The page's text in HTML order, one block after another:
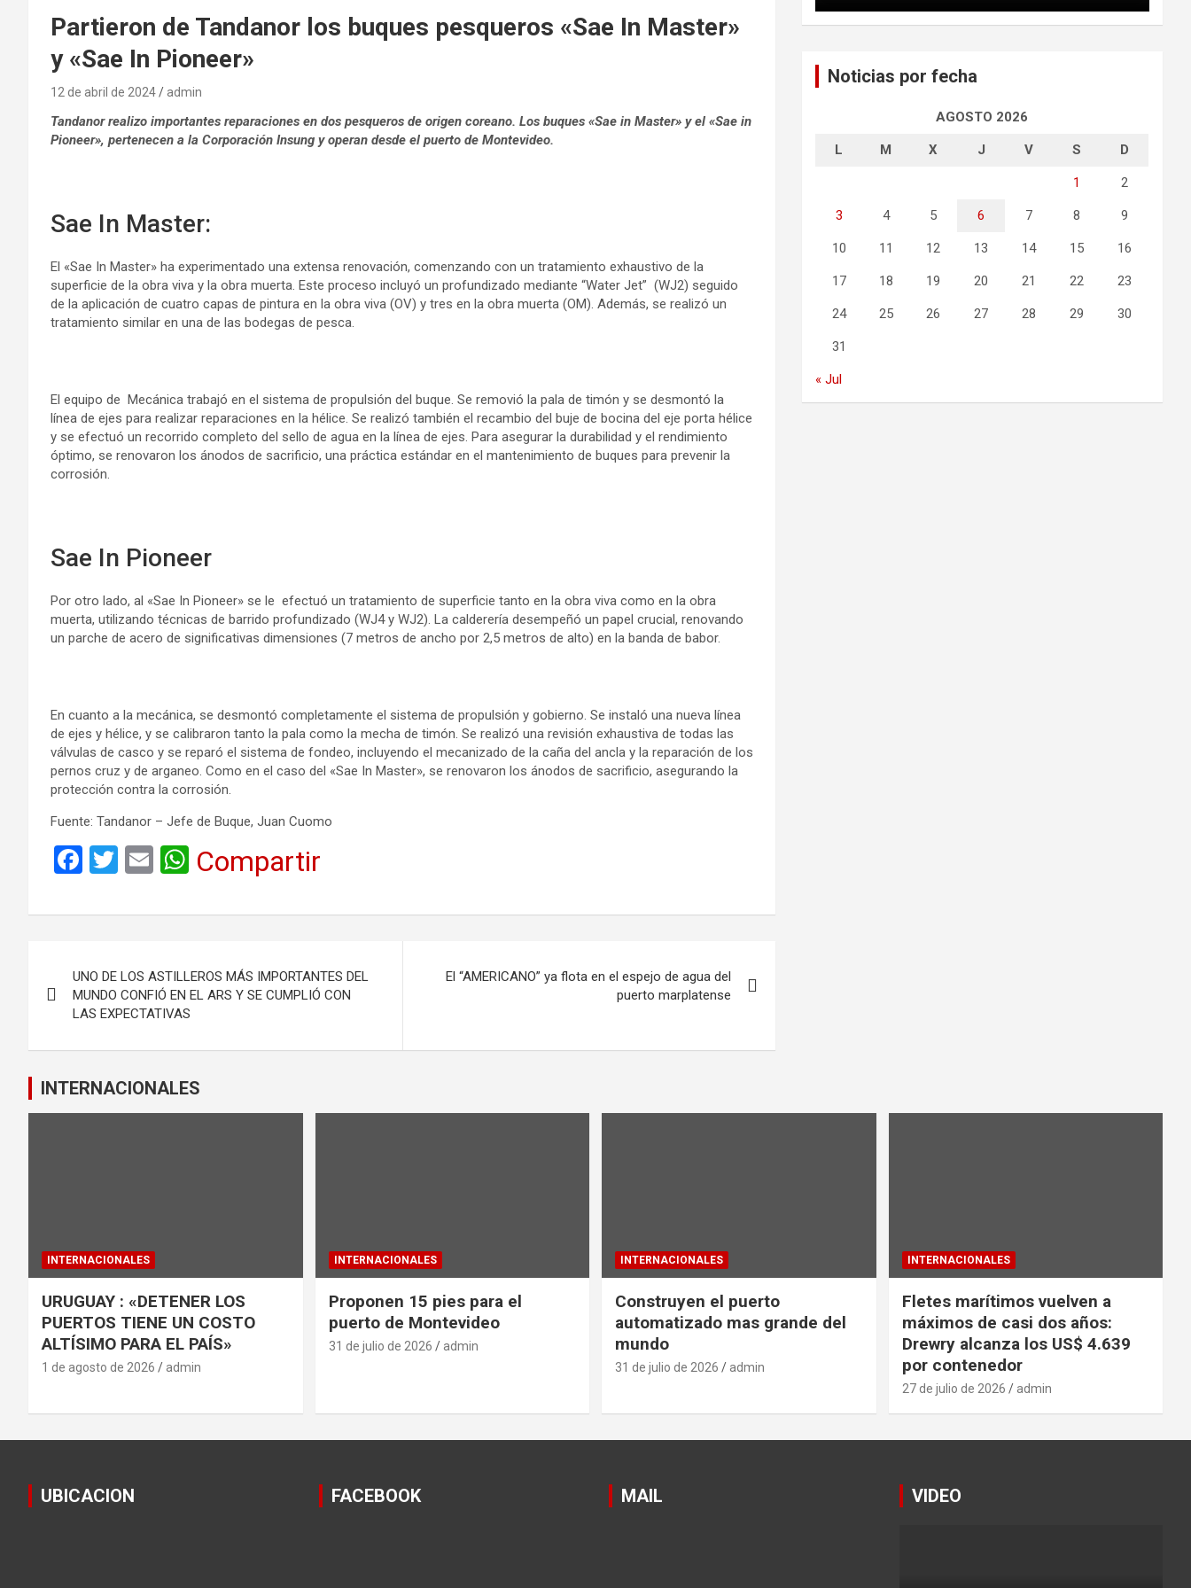
Partieron de Tandanor los buques pesqueros «Sae In Master»
y «Sae In Pioneer»
12 de abril de 2024 admin
Tandanor realizo importantes reparaciones en dos pesqueros de origen coreano. Los buques «Sae in Master» y el «Sae in
Pioneer», pertenecen a la Corporación Insung y operan desde el puerto de Montevideo.
Sae In Master:
El «Sae In Master» ha experimentado una extensa renovación, comenzando con un tratamiento exhaustivo de la
superficie de la obra viva y la obra muerta. Este proceso incluyó un profundizado mediante “Water Jet” (WJ2) seguido
de la aplicación de cuatro capas de pintura en la obra viva (OV) y tres en la obra muerta (OM). Además, se realizó un
tratamiento similar en una de las bodegas de pesca.
El equipo de Mecánica trabajó en el sistema de propulsión del buque. Se removió la pala de timón y se desmontó la
línea de ejes para realizar reparaciones en la hélice. Se realizó también el recambio del buje de bocina del eje porta hélice
y se efectuó un recorrido completo del sello de agua en la línea de ejes. Para asegurar la durabilidad y el rendimiento
óptimo, se renovaron los ánodos de sacrificio, una práctica estándar en el mantenimiento de buques para prevenir la
corrosión.
Sae In Pioneer
Por otro lado, al «Sae In Pioneer» se le efectuó un tratamiento de superficie tanto en la obra viva como en la obra
muerta, utilizando técnicas de barrido profundizado (WJ4 y WJ2). La calderería desempeñó un papel crucial, renovando
un parche de acero de significativas dimensiones (7 metros de ancho por 2,5 metros de alto) en la banda de babor.
En cuanto a la mecánica, se desmontó completamente el sistema de propulsión y gobierno. Se instaló una nueva línea
de ejes y hélice, y se calibraron tanto la pala como la mecha de timón. Se realizó una revisión exhaustiva de todas las
válvulas de casco y se reparó el sistema de fondeo, incluyendo el mecanizado de la caña del ancla y la reparación de los
pernos cruz y de arganeo. Como en el caso del «Sae In Master», se renovaron los ánodos de sacrificio, asegurando la
protección contra la corrosión.
Fuente: Tandanor – Jefe de Buque, Juan Cuomo
F
ce
o
o
k
T
tt
E
ail
W
at
A
p
Compartir
de
UNO DE LOS ASTILLEROS MÁS IMPORTANTES DEL
MUNDO CONFIÓ EN EL ARS Y SE CUMPLIÓ CON
LAS EXPECTATIVAS
El “AMERICANO” ya flota en el espejo de agua del
puerto marplatense
Noticias por fecha
AGOSTO 2026
L M X J V S D
1 2
3 4 5 6 7 8 9
10 11 12 13 14 15 16
17 18 19 20 21 22 23
24 25 26 27 28 29 30
31
« Jul
INTERNACIONALES
INTERNACIONALES
URUGUAY : «DETENER LOS
PUERTOS TIENE UN COSTO
ALTÍSIMO PARA EL PAÍS»
1 de agosto de 2026 admin
INTERNACIONALES
Proponen 15 pies para el
puerto de Montevideo
31 de julio de 2026 admin
INTERNACIONALES
Construyen el puerto
automatizado mas grande del
mundo
31 de julio de 2026 admin
INTERNACIONALES
Fletes marítimos vuelven a
máximos de casi dos años:
Drewry alcanza los US$ 4.639
por contenedor
27 de julio de 2026 admin
UBICACION FACEBOOK MAIL VIDEO